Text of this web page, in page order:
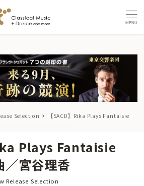
MENU
Selection
【SACD】Rika Plays Fantaisie
Plays Fantaisie
宮谷理香
リー
Release Selection